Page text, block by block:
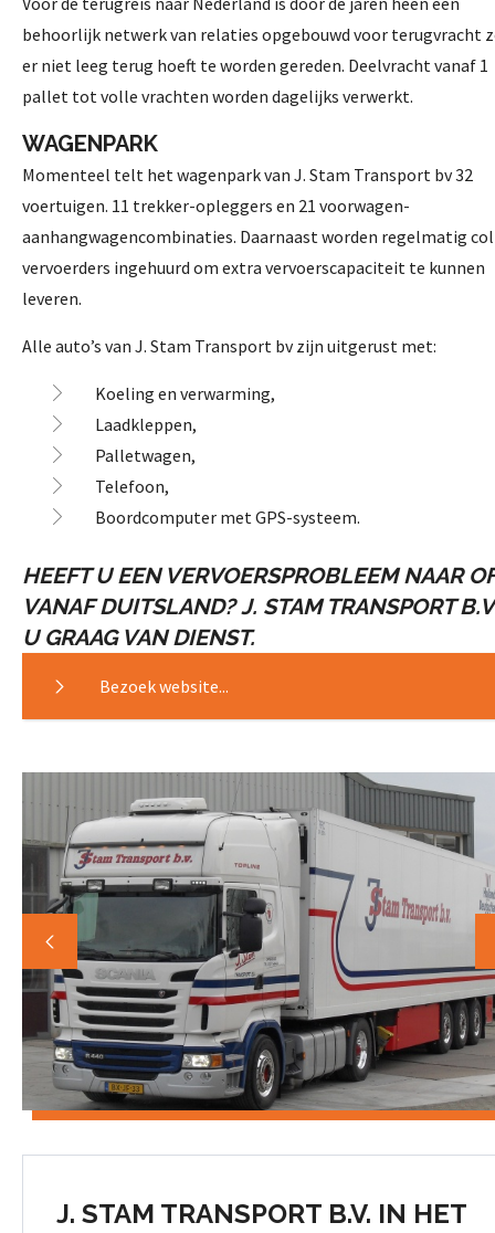
behoorlijk netwerk van relaties opgebouwd voor terugvracht
er niet leeg terug hoeft te worden gereden. Deelvracht vanaf 1
pallet tot volle vrachten worden dagelijks verwerkt.
WAGENPARK
Momenteel telt het wagenpark van J. Stam Transport bv 32
voertuigen. 11 trekker-opleggers en 21 voorwagen-
aanhangwagencombinaties. Daarnaast worden regelmatig
vervoerders ingehuurd om extra vervoerscapaciteit te kunnen
leveren.
Alle auto’s van J. Stam Transport bv zijn uitgerust met:
Koeling en verwarming,
Laadkleppen,
Palletwagen,
Telefoon,
Boordcomputer met GPS-systeem.
HEEFT U EEN VERVOERSPROBLEEM NAAR
VANAF DUITSLAND? J. STAM TRANSPORT
U GRAAG VAN DIENST.
Bezoek website...
J. STAM TRANSPORT B.V. IN HET